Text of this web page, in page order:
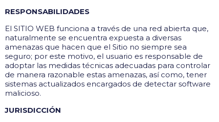
RESPONSABILIDADES
El SITIO WEB funciona a través de una red abierta que,
naturalmente se encuentra expuesta a diversas
amenazas que hacen que el Sitio no siempre sea
seguro; por este motivo, el usuario es responsable de
adoptar las medidas técnicas adecuadas para controlar
de manera razonable estas amenazas, así como, tener
sistemas actualizados encargados de detectar software
malicioso.
JURISDICCIÓN